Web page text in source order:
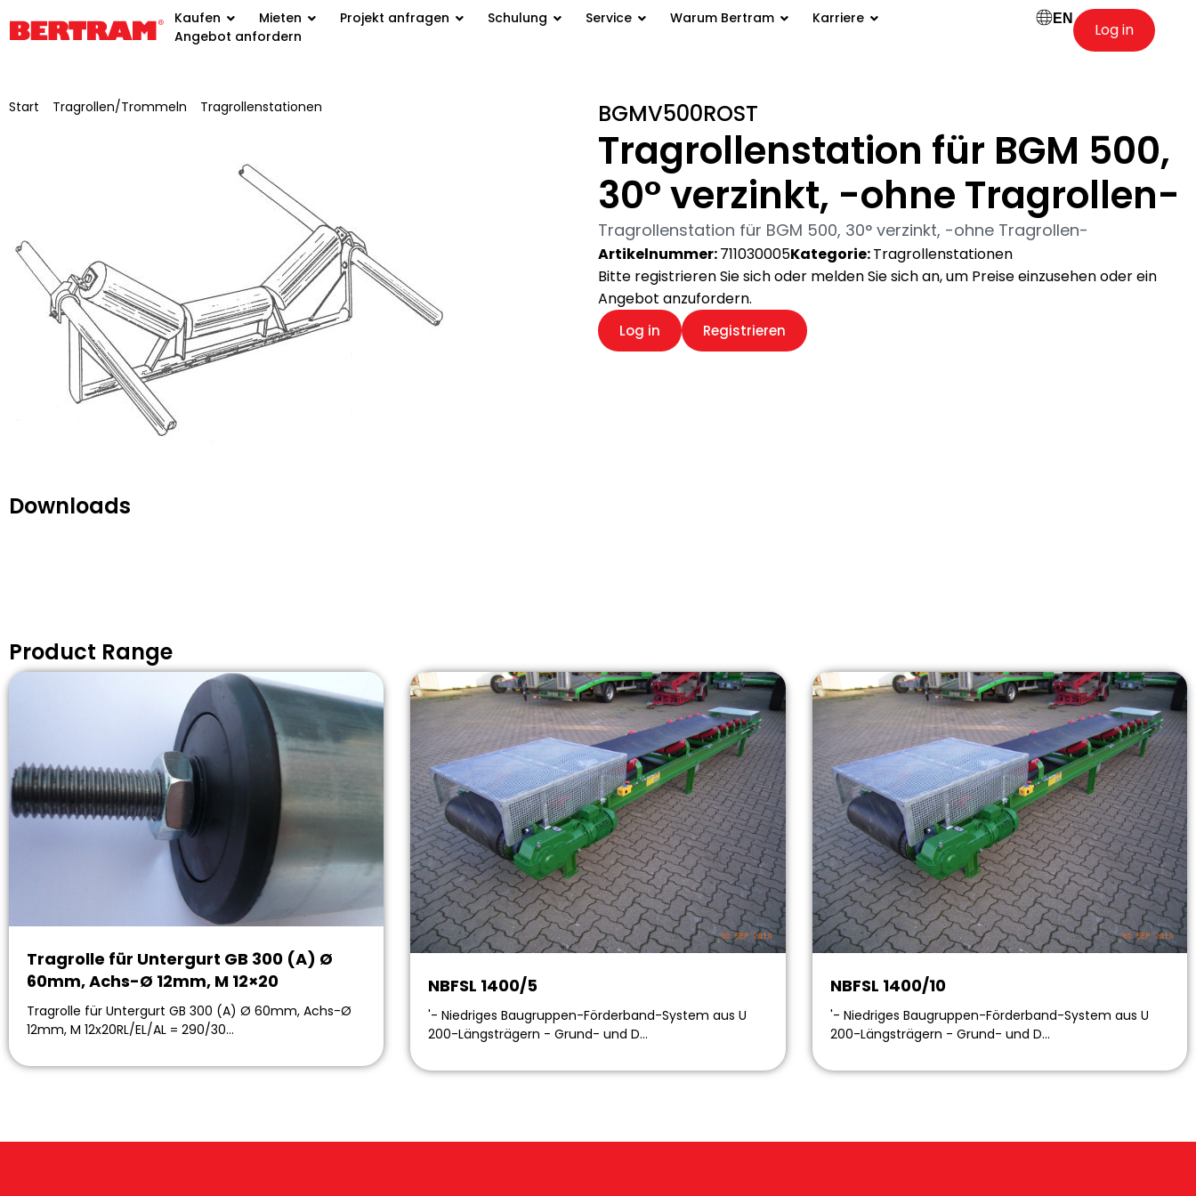
Kaufen Mieten Projekt anfragen Schulung Service Warum Bertram
Karriere
Angebot anfordern
EN
Log in
Start Tragrollen/Trommeln Tragrollenstationen BGMV500ROST
Tragrollenstation für BGM 500,
30° verzinkt, -ohne Tragrollen-
Tragrollenstation für BGM 500, 30° verzinkt, -ohne Tragrollen-
Artikelnummer:711030005Kategorie:Tragrollenstationen
Bitte registrieren Sie sich oder melden Sie sich an, um Preise einzusehen oder ein
Angebot anzufordern.
Log in Registrieren
Downloads
Product Range
Tragrolle für Untergurt GB 300 (A) Ø
60mm, Achs-Ø 12mm, M 12×20
Tragrolle für Untergurt GB 300 (A) Ø 60mm, Achs-Ø
12mm, M 12x20RL/EL/AL = 290/30…
NBFSL 1400/5
'- Niedriges Baugruppen-Förderband-System aus U
200-Längsträgern - Grund- und D…
NBFSL 1400/10
'- Niedriges Baugruppen-Förderband-System aus U
200-Längsträgern - Grund- und D…